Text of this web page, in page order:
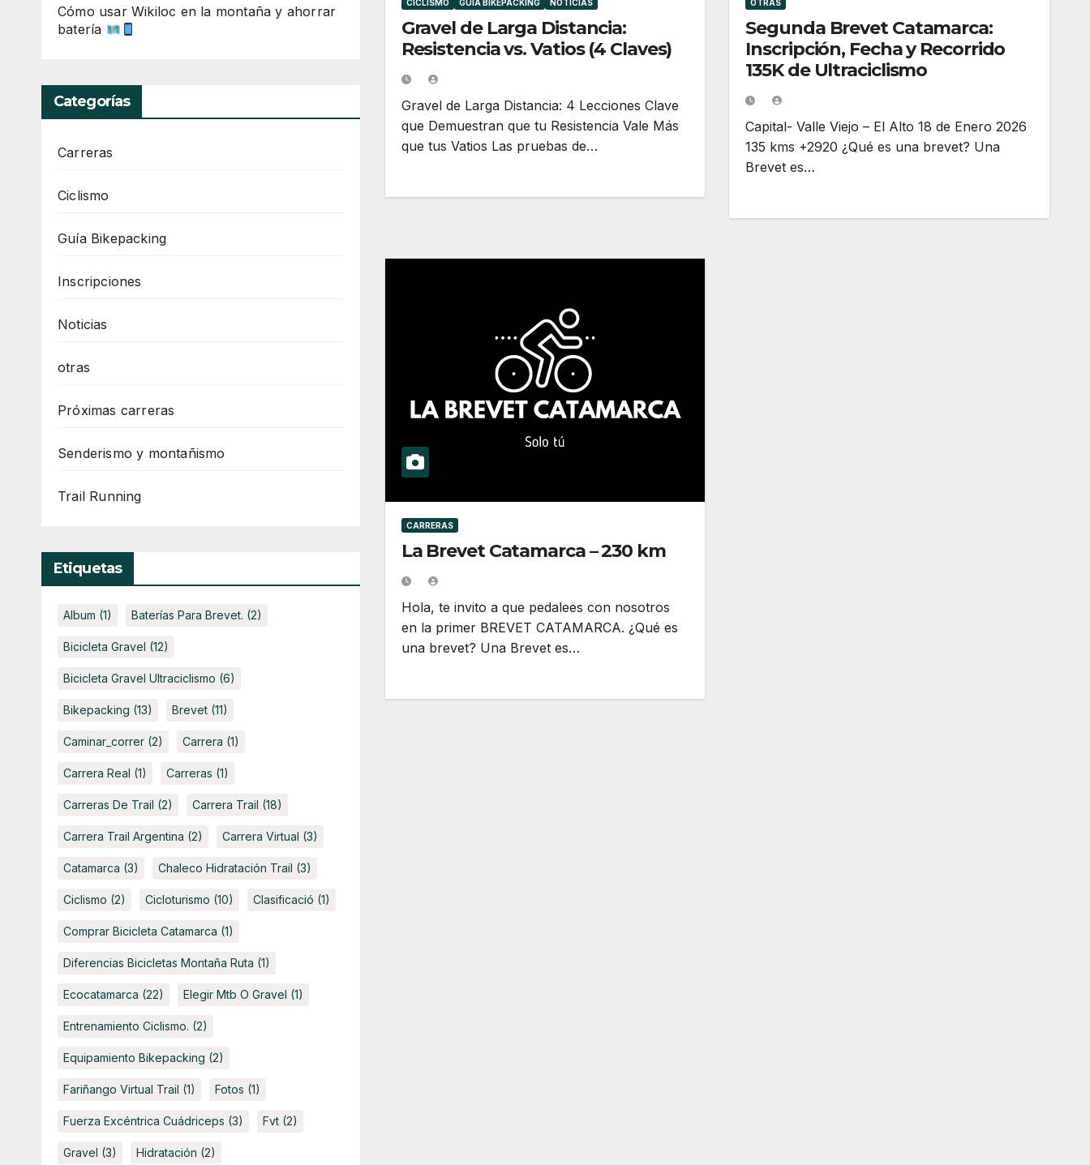
Cómo usar Wikiloc en la montaña y ahorrar
batería
Categorías
Carreras
Ciclismo
Guía Bikepacking
Inscripciones
Noticias
otras
Próximas carreras
Senderismo y montañismo
Trail Running
Etiquetas
Album (1) Baterías Para Brevet. (2)
Bicicleta Gravel (12)
Bicicleta Gravel Ultraciclismo (6)
Bikepacking (13) Brevet (11)
Caminar_correr (2) Carrera (1)
Carrera Real (1) Carreras (1)
Carreras De Trail (2) Carrera Trail (18)
Carrera Trail Argentina (2) Carrera Virtual (3)
Catamarca (3) Chaleco Hidratación Trail (3)
Ciclismo (2) Cicloturismo (10) Clasificació (1)
Comprar Bicicleta Catamarca (1)
Diferencias Bicicletas Montaña Ruta (1)
Ecocatamarca (22) Elegir Mtb O Gravel (1)
Entrenamiento Ciclismo. (2)
Equipamiento Bikepacking (2)
Fariñango Virtual Trail (1) Fotos (1)
Fuerza Excéntrica Cuádriceps (3) Fvt (2)
Gravel (3) Hidratación (2)
CICLISMO GUÍA BIKEPACKING NOTICIAS
Gravel de Larga Distancia:
Resistencia vs. Vatios (4 Claves)
Gravel de Larga Distancia: 4 Lecciones Clave
que Demuestran que tu Resistencia Vale Más
que tus Vatios Las pruebas de…
OTRAS
Segunda Brevet Catamarca:
Inscripción, Fecha y Recorrido
135K de Ultraciclismo
Capital- Valle Viejo – El Alto 18 de Enero 2026
135 kms +2920 ¿Qué es una brevet? Una
Brevet es…
CARRERAS
La Brevet Catamarca – 230 km
Hola, te invito a que pedalees con nosotros
en la primer BREVET CATAMARCA. ¿Qué es
una brevet? Una Brevet es…